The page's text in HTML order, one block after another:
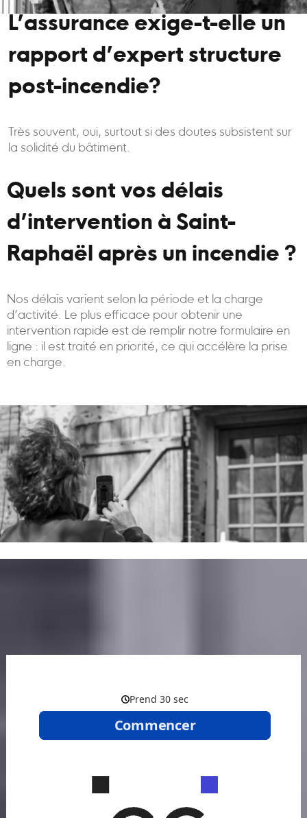
L’assurance exige-t-elle un
rapport d’expert structure
post-incendie?
Très souvent, oui, surtout si des doutes subsistent sur
la solidité du bâtiment.
Quels sont vos délais
d’intervention à Saint-
Raphaël après un incendie ?
Nos délais varient selon la période et la charge
d’activité. Le plus efficace pour obtenir une
intervention rapide est de remplir notre formulaire en
ligne : il est traité en priorité, ce qui accélère la prise
en charge.